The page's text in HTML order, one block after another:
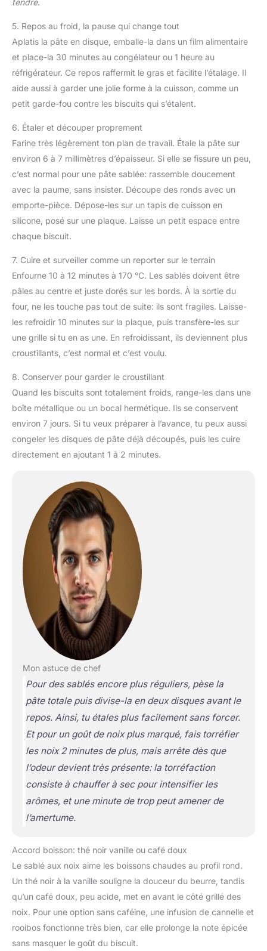
tendre.
5. Repos au froid, la pause qui change tout
Aplatis la pâte en disque, emballe-la dans un film alimentaire
et place-la 30 minutes au congélateur ou 1 heure au
réfrigérateur. Ce repos raffermit le gras et facilite l’étalage. Il
aide aussi à garder une jolie forme à la cuisson, comme un
petit garde-fou contre les biscuits qui s’étalent.
6. Étaler et découper proprement
Farine très légèrement ton plan de travail. Étale la pâte sur
environ 6 à 7 millimètres d’épaisseur. Si elle se fissure un peu,
c’est normal pour une pâte sablée: rassemble doucement
avec la paume, sans insister. Découpe des ronds avec un
emporte-pièce. Dépose-les sur un tapis de cuisson en
silicone, posé sur une plaque. Laisse un petit espace entre
chaque biscuit.
7. Cuire et surveiller comme un reporter sur le terrain
Enfourne 10 à 12 minutes à 170 °C. Les sablés doivent être
pâles au centre et juste dorés sur les bords. À la sortie du
four, ne les touche pas tout de suite: ils sont fragiles. Laisse-
les refroidir 10 minutes sur la plaque, puis transfère-les sur
une grille si tu en as une. En refroidissant, ils deviennent plus
croustillants, c’est normal et c’est voulu.
8. Conserver pour garder le croustillant
Quand les biscuits sont totalement froids, range-les dans une
boîte métallique ou un bocal hermétique. Ils se conservent
environ 7 jours. Si tu veux préparer à l’avance, tu peux aussi
congeler les disques de pâte déjà découpés, puis les cuire
directement en ajoutant 1 à 2 minutes.
Mon astuce de chef
Pour des sablés encore plus réguliers, pèse la
pâte totale puis divise-la en deux disques avant le
repos. Ainsi, tu étales plus facilement sans forcer.
Et pour un goût de noix plus marqué, fais torréfier
les noix 2 minutes de plus, mais arrête dès que
l’odeur devient très présente: la torréfaction
consiste à chauffer à sec pour intensifier les
arômes, et une minute de trop peut amener de
l’amertume.
Accord boisson: thé noir vanille ou café doux
Le sablé aux noix aime les boissons chaudes au profil rond.
Un thé noir à la vanille souligne la douceur du beurre, tandis
qu’un café doux, peu acide, met en avant le côté grillé des
noix. Pour une option sans caféine, une infusion de cannelle et
rooibos fonctionne très bien, car elle prolonge la note épicée
sans masquer le goût du biscuit.